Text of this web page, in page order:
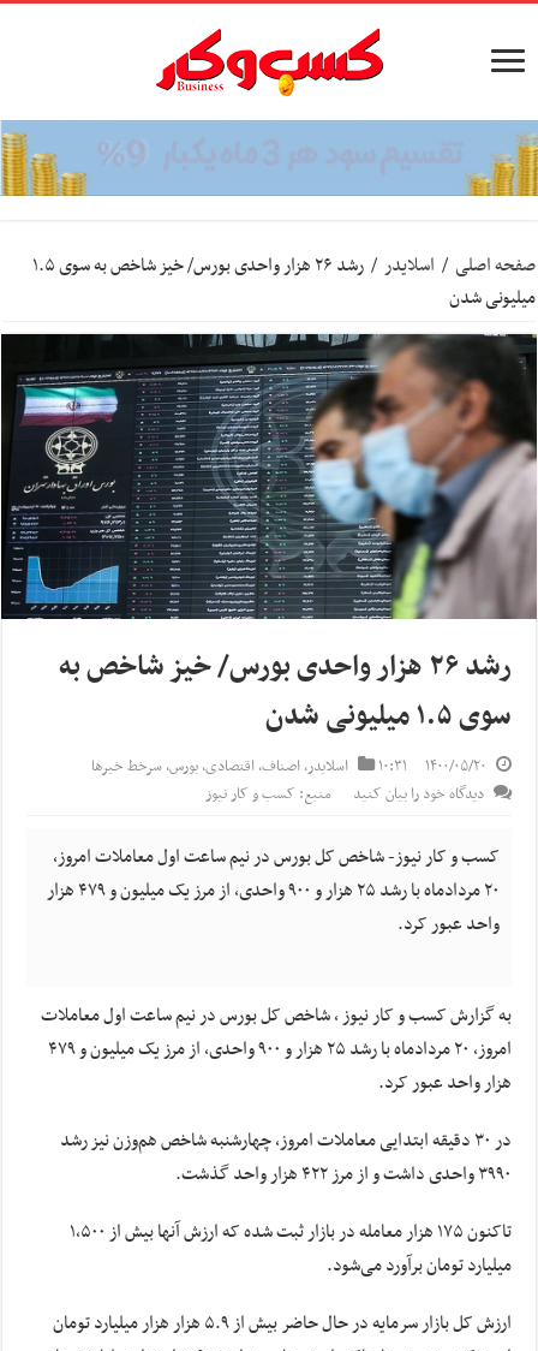
صفحه اصلی / اسلایدر /
رشد ۲۶ هزار واحدی بورس/ خیز شاخص به سوی ۱.۵
میلیونی شدن
رشد ۲۶ هزار واحدی بورس/ خیز شاخص به
سوی ۱.۵ میلیونی شدن
۱۴۰۰/۰۵/۲۰ ۱۰:۳۱ اسلایدر,اصناف,اقتصادی,بورس,سرخط خبرها
دیدگاه خود را بیان کنید
منبع: کسب و کار نیوز
کسب و کار نیوز- شاخص کل بورس در نیم ساعت اول معاملات امروز،
۲۰ مردادماه با رشد ۲۵ هزار و ۹۰۰ واحدی، از مرز یک میلیون و ۴۷۹ هزار
واحد عبور کرد.
به گزارش کسب و کار نیوز ، شاخص کل بورس در نیم ساعت اول معاملات
امروز، ۲۰ مردادماه با رشد ۲۵ هزار و ۹۰۰ واحدی، از مرز یک میلیون و ۴۷۹
هزار واحد عبور کرد.
در ۳۰ دقیقه ابتدایی معاملات امروز، چهارشنبه شاخص هم‌وزن نیز رشد
۳۹۹۰ واحدی داشت و از مرز ۴۲۲ هزار واحد گذشت.
تاکنون ۱۷۵ هزار معامله در بازار ثبت شده که ارزش آنها بیش از ۱,۵۰۰
میلیارد تومان برآورد می‌شود.
ارزش کل بازار سرمایه در حال حاضر بیش از ۵.۹ هزار هزار میلیارد تومان